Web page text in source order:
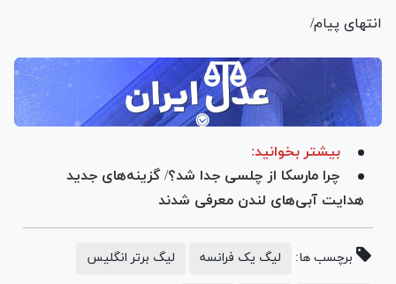
انتهای پیام/
بیشتر بخوانید:
چرا مارسکا از چلسی جدا شد؟/ گزینه‌های جدید
هدایت آبی‌های لندن معرفی شدند
برچسب ها: لیگ یک فرانسه لیگ برتر انگلیس